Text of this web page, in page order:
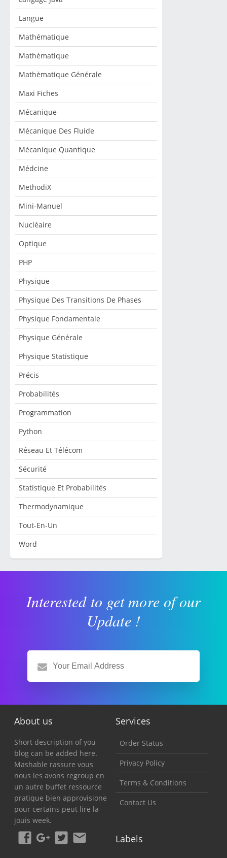
Langue
Mathématique
Mathèmatique
Mathèmatique Générale
Maxi Fiches
Mécanique
Mécanique Des Fluide
Mécanique Quantique
Médcine
MethodiX
Mini-Manuel
Nucléaire
Optique
PHP
Physique
Physique Des Transitions De Phases
Physique Fondamentale
Physique Générale
Physique Statistique
Précis
Probabilités
Programmation
Python
Réseau Et Télécom
Sécurité
Statistique Et Probabilités
Thermodynamique
Tout-En-Un
Word
Interested to get more of our
Update !
About us
Short description of you
blog can be added here.
Mashable rassure vous
nous les avons regroup en
un autre buffet ressource
pratique bien approvisione
pour certains peut lire la
jouis week.
Services
Order Status
Privacy Policy
Terms & Conditions
Contact Us
Labels